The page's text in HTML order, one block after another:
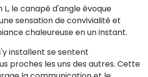
le canapé d'angle évoque
sensation de convivialité et
chaleureuse en un instant.
installent se sentent
proches les uns des autres. Cette